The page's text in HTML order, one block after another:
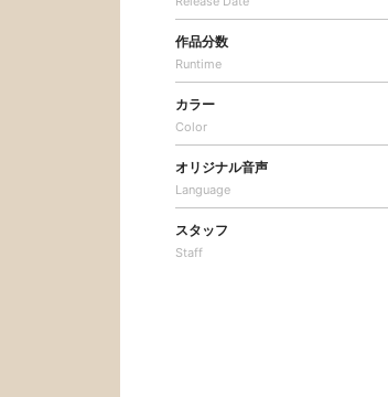
作品分数
Runtime
カラー
Color
オリジナル音声
Language
スタッフ
Staff